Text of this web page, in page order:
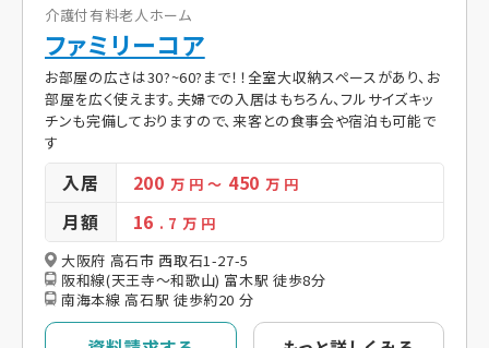
介護付有料老人ホーム
ファミリーコア
お部屋の広さは30?~60?まで！！全室大収納スペースがあり、お
部屋を広く使えます。夫婦での入居はもちろん、フルサイズキッ
チンも完備しておりますので、来客との食事会や宿泊も可能で
す
入居 200 万 円～ 450万 円
月額 16 . 7 万 円
大阪府 高石市 西取石1-27-5
阪和線(天王寺～和歌山) 富木駅 徒歩8分
南海本線 高石駅 徒歩約20 分